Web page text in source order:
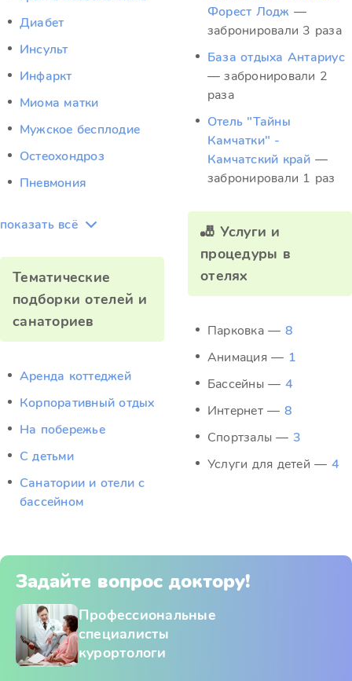
Диабет
Инсульт
Инфаркт
Миома матки
Мужское бесплодие
Остеохондроз
Пневмония
показать всё
Тематические
подборки отелей и
санаториев
Аренда коттеджей
Корпоративный отдых
На побережье
С детьми
Санатории и отели с
бассейном
Форест Лодж —
забронировали 3 раза
База отдыха Антариус
— забронировали 2
раза
Отель "Тайны
Камчатки" -
Камчатский край —
забронировали 1 раз
🎳 Услуги и
процедуры в
отелях
Парковка — 8
Анимация — 1
Бассейны — 4
Интернет — 8
Спортзалы — 3
Услуги для детей — 4
Задайте вопрос доктору!
Профессиональные
специалисты
курортологи